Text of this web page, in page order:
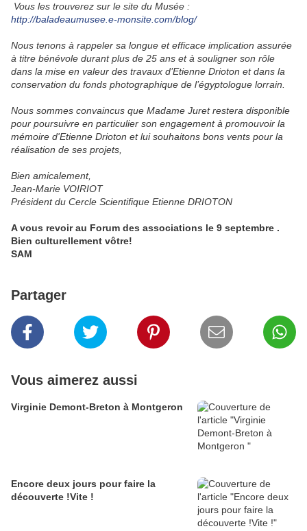
Vous les trouverez sur le site du Musée :
http://baladeaumusee.e-monsite.com/blog/
Nous tenons à rappeler sa longue et efficace implication assurée
à titre bénévole durant plus de 25 ans et à souligner son rôle
dans la mise en valeur des travaux d’Etienne Drioton et dans la
conservation du fonds photographique de l’égyptologue lorrain.
Nous sommes convaincus que Madame Juret restera disponible
pour poursuivre en particulier son engagement à promouvoir la
mémoire d'Etienne Drioton et lui souhaitons bons vents pour la
réalisation de ses projets,
Bien amicalement,
Jean-Marie VOIRIOT
Président du Cercle Scientifique Etienne DRIOTON
A vous revoir au Forum des associations le 9 septembre .
Bien culturellement vôtre!
SAM
Partager
Vous aimerez aussi
Virginie Demont-Breton à Montgeron
Encore deux jours pour faire la
découverte !Vite !